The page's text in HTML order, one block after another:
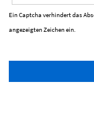
Ein Captcha verhindert das
angezeigten Zeichen ein.